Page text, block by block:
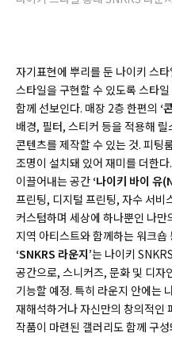
자기표현에 뿌리를 둔 나이키 스
스타일을 구현할 수 있도록 스타
함께 선보인다. 매장 2층 한편의 ‘
배경, 필터, 스티커 등을 적용해
콘텐츠를 제작할 수 있는 것. 피팅
조명이 설치돼 있어 재미를 더한
이끌어내는 공간 ‘나이키 바이 유
프린팅, 디지털 프린팅, 자수 서비
커스텀하며 세상에 하나뿐인 나
지역 아티스트와 함께하는 워크
‘SNKRS 라운지’는 나이키
공간으로, 스니커즈, 문화 및 디자
기능할 예정. 특히 라운지 안에는
재해석하거나 자신만의 창의적인
작품이 마련된 갤러리도 함께 구